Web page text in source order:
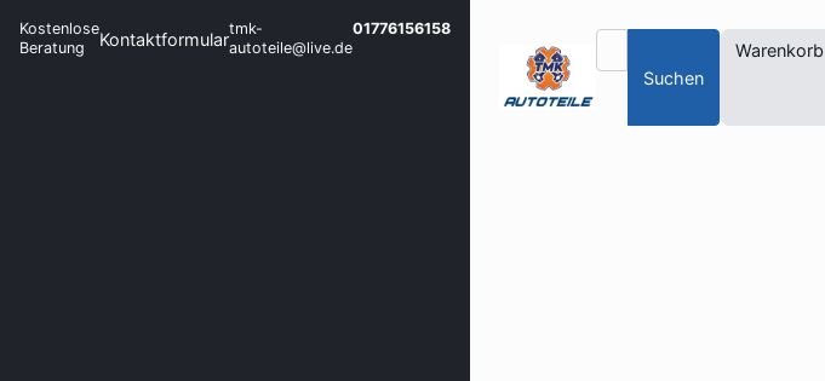
Kostenlose
Beratung
Kontaktformulartmk-
autoteile@live.de
01776156158
Suchen
Warenkorb